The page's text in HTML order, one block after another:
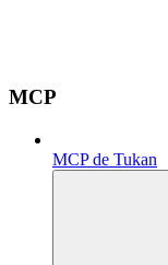
MCP
MCP de Tukan